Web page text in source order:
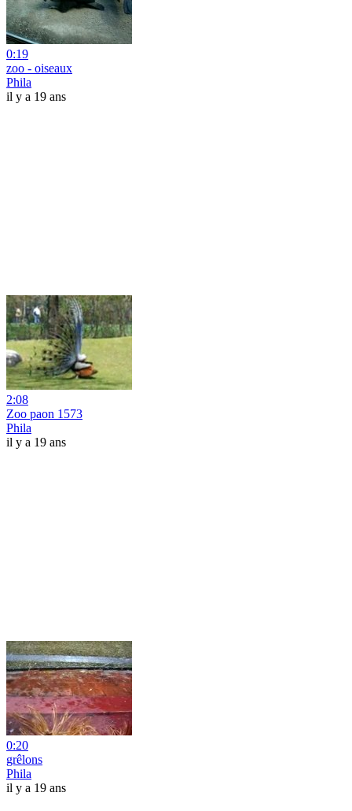
0:19
zoo - oiseaux
Phila
il y a 19 ans
2:08
Zoo paon 1573
Phila
il y a 19 ans
0:20
grêlons
Phila
il y a 19 ans